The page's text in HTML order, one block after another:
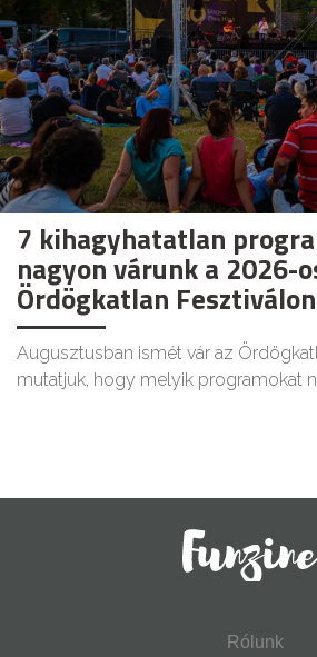
7 kihagyhatatlan
nagyon várunk a 2026-
Ördögkatlan Fesztiválon
Augusztusban ismét vár az
mutatjuk, hogy melyik programokat
Rólunk